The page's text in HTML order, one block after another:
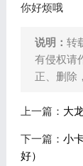
你好烦哦
说明： 转
有侵权请
正、删除
上一篇： 大
下一篇： 小
好）